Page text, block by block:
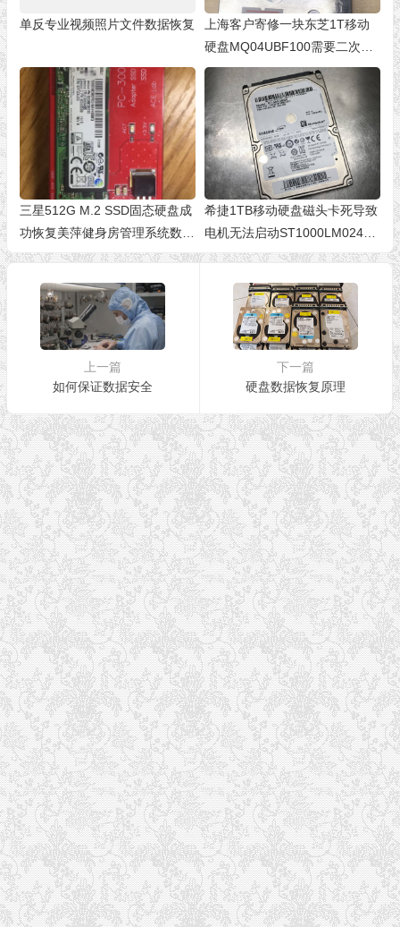
单反专业视频照片文件数据恢复
上海客户寄修一块东芝1T移动
硬盘MQ04UBF100需要二次开
盘恢复数据
三星512G M.2 SSD固态硬盘成
功恢复美萍健身房管理系统数据
库
希捷1TB移动硬盘磁头卡死导致
电机无法启动ST1000LM024开
盘数据恢复成功
上一篇
如何保证数据安全
下一篇
硬盘数据恢复原理